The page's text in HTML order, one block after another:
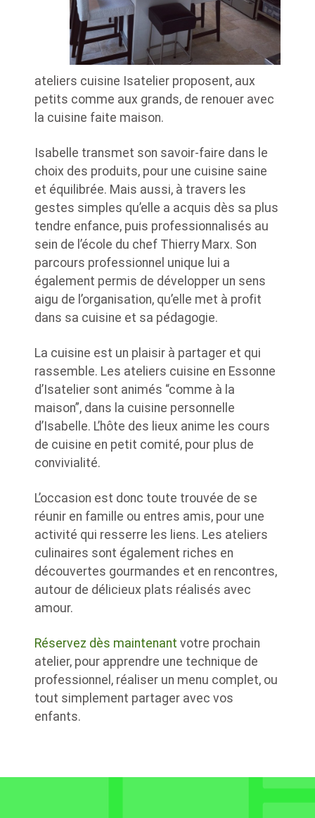
ateliers cuisine Isatelier proposent, aux
petits comme aux grands, de renouer avec
la cuisine faite maison.
Isabelle transmet son savoir-faire dans le
choix des produits, pour une cuisine saine
et équilibrée. Mais aussi, à travers les
gestes simples qu’elle a acquis dès sa plus
tendre enfance, puis professionnalisés au
sein de l’école du chef Thierry Marx. Son
parcours professionnel unique lui a
également permis de développer un sens
aigu de l’organisation, qu’elle met à profit
dans sa cuisine et sa pédagogie.
La cuisine est un plaisir à partager et qui
rassemble. Les ateliers cuisine en Essonne
d’Isatelier sont animés “comme à la
maison”, dans la cuisine personnelle
d’Isabelle. L’hôte des lieux anime les cours
de cuisine en petit comité, pour plus de
convivialité.
L’occasion est donc toute trouvée de se
réunir en famille ou entres amis, pour une
activité qui resserre les liens. Les ateliers
culinaires sont également riches en
découvertes gourmandes et en rencontres,
autour de délicieux plats réalisés avec
amour.
Réservez dès maintenant votre prochain
atelier, pour apprendre une technique de
professionnel, réaliser un menu complet, ou
tout simplement partager avec vos
enfants.